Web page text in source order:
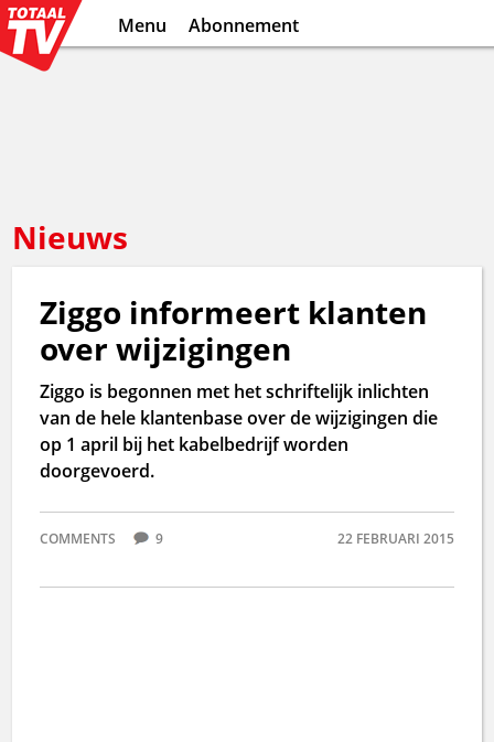
Menu Abonnement
Nieuws
Ziggo informeert klanten
over wijzigingen
Ziggo is begonnen met het schriftelijk inlichten
van de hele klantenbase over de wijzigingen die
op 1 april bij het kabelbedrijf worden
doorgevoerd.
22 FEBRUARI 2015
COMMENTS 9